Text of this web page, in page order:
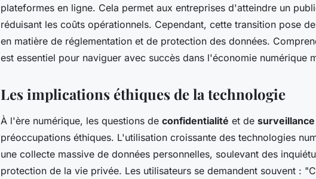
plateformes en ligne. Cela permet aux entreprises d'atteindre un
réduisant les coûts opérationnels. Cependant, cette transition pose
en matière de réglementation et de protection des données.
est essentiel pour naviguer avec succès dans l'économie numérique
Les implications éthiques de la technologie
À l'ère numérique, les questions de confidentialité et de surveillance
préoccupations éthiques. L'utilisation croissante des technologies
une collecte massive de données personnelles, soulevant des
protection de la vie privée. Les utilisateurs se demandent souvent :